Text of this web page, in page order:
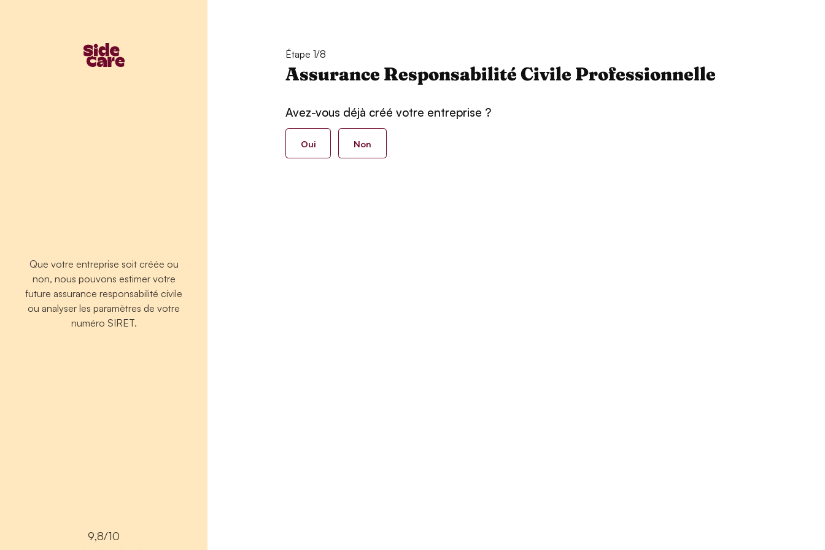
Que votre entreprise soit créée ou
non, nous pouvons estimer votre
future assurance responsabilité civile
ou analyser les paramètres de votre
numéro SIRET.
9,8/10
Étape 1/8
Assurance Responsabilité Civile Professionnelle
Avez-vous déjà créé votre entreprise ?
Oui Non